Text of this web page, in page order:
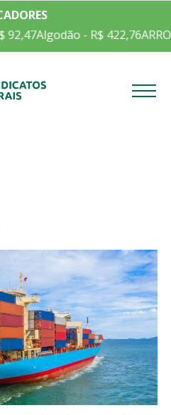
Algodão - R$ 422,76ARROZ